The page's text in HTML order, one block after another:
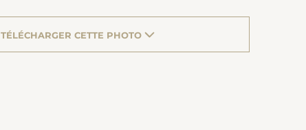
TÉLÉCHARGER CETTE PHOTO